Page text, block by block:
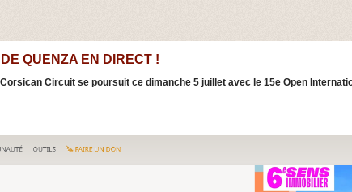
QUENZA EN DIRECT !
Circuit se poursuit ce dimanche 5 juillet avec le 15e Open